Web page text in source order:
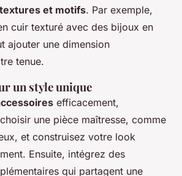
textures et motifs. Par exemple,
cuir texturé avec des bijoux en
ajouter une dimension
tenue.
un style unique
efficacement,
une pièce maîtresse, comme
et construisez votre look
Ensuite, intégrez des
qui partagent une